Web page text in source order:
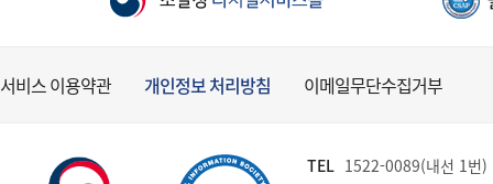
서비스 이용약관 개인정보 처리방침 이메일무단수집거부
TEL 1522-0089(내선 1번